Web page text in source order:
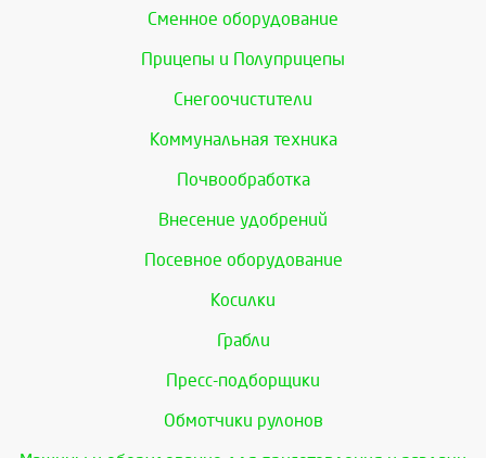
Сменное оборудование
Прицепы и Полуприцепы
Снегоочистители
Коммунальная техника
Почвообработка
Внесение удобрений
Посевное оборудование
Косилки
Грабли
Пресс-подборщики
Обмотчики рулонов